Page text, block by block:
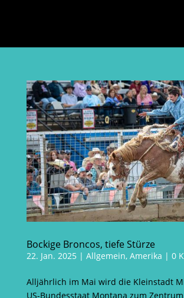
Bockige Broncos, tiefe Stürze
22. Jan. 2025| Allgemein, Amerika | 0
Alljährlich im Mai wird die Kleinstadt
US-Bundesstaat Montana zum